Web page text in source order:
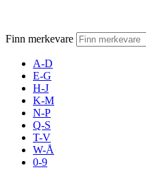
Mat
Finn merkevare
A-D
E-G
H-J
K-M
N-P
Q-S
T-V
W-Å
0-9